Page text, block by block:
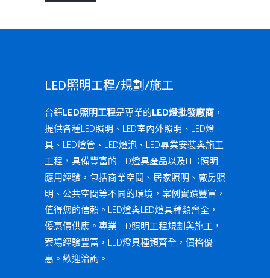
LED照明工程/規劃/施工
台鈺LED照明工程是專業的LED燈批發廠商 ，
提供各種LED照明、LED室內外照明、LED燈
具、LED燈管、LED燈泡、LED專業安裝與施工
工程，具備豐富的LED燈具產品以及LED照明
應用經驗，包括商業空間、居家照明、廠房照
明、公共空間等不同的環境，案例實蹟豐富，
值得您的信賴。LED燈與LED燈具種類齊全，
優惠價供應。專業LED照明工程規劃與施工，
案場經驗豐富，LED燈具種類齊全，價格優
惠。歡迎洽詢。